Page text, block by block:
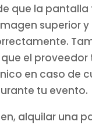
que la pantalla
superior y
el proveedor
en caso de
tu evento.
alquilar una